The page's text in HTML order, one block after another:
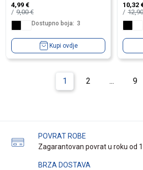
4,99 €
9,00€
Dostupno boja: 3
Kupi ovdje
10,32
1 2 ... 9
POVRAT ROBE
Zagarantovan povrat u roku od
BRZA DOSTAVA